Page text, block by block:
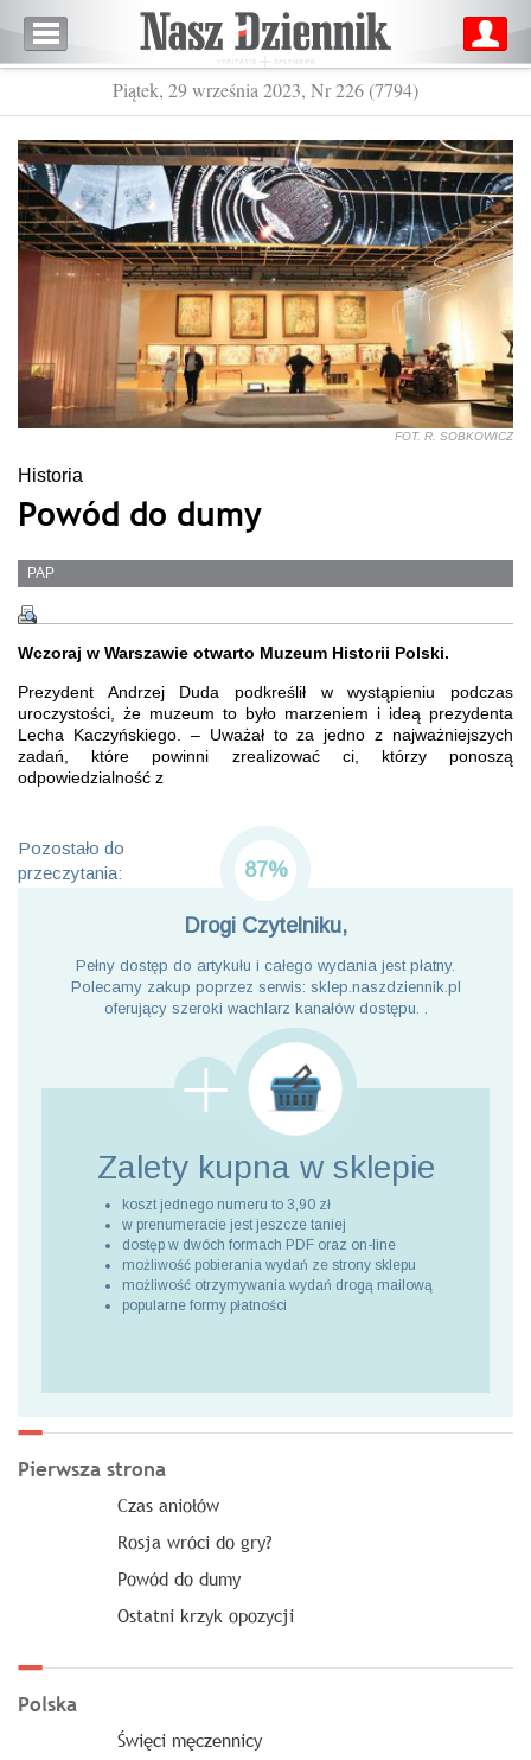
Piątek, 29 września 2023, Nr 226 (7794)
FOT. R. SOBKOWICZ
Historia
Powód do dumy
PAP
Wczoraj w Warszawie otwarto Muzeum Historii Polski.
Prezydent Andrzej Duda podkreślił w wystąpieniu podczas
uroczystości, że muzeum to było marzeniem i ideą prezydenta
Lecha Kaczyńskiego. – Uważał to za jedno z najważniejszych
zadań, które powinni zrealizować ci, którzy ponoszą
odpowiedzialność z
Pozostało do
przeczytania:
87%
Drogi Czytelniku,
Pełny dostęp do artykułu i całego wydania jest płatny.
Polecamy zakup poprzez serwis: sklep.naszdziennik.pl
oferujący szeroki wachlarz kanałów dostępu. .
Zalety kupna w sklepie
koszt jednego numeru to 3,90 zł
w prenumeracie jest jeszcze taniej
dostęp w dwóch formach PDF oraz on-line
możliwość pobierania wydań ze strony sklepu
możliwość otrzymywania wydań drogą mailową
popularne formy płatności
Pierwsza strona
Czas aniołów
Rosja wróci do gry?
Powód do dumy
Ostatni krzyk opozycji
Polska
Święci męczennicy